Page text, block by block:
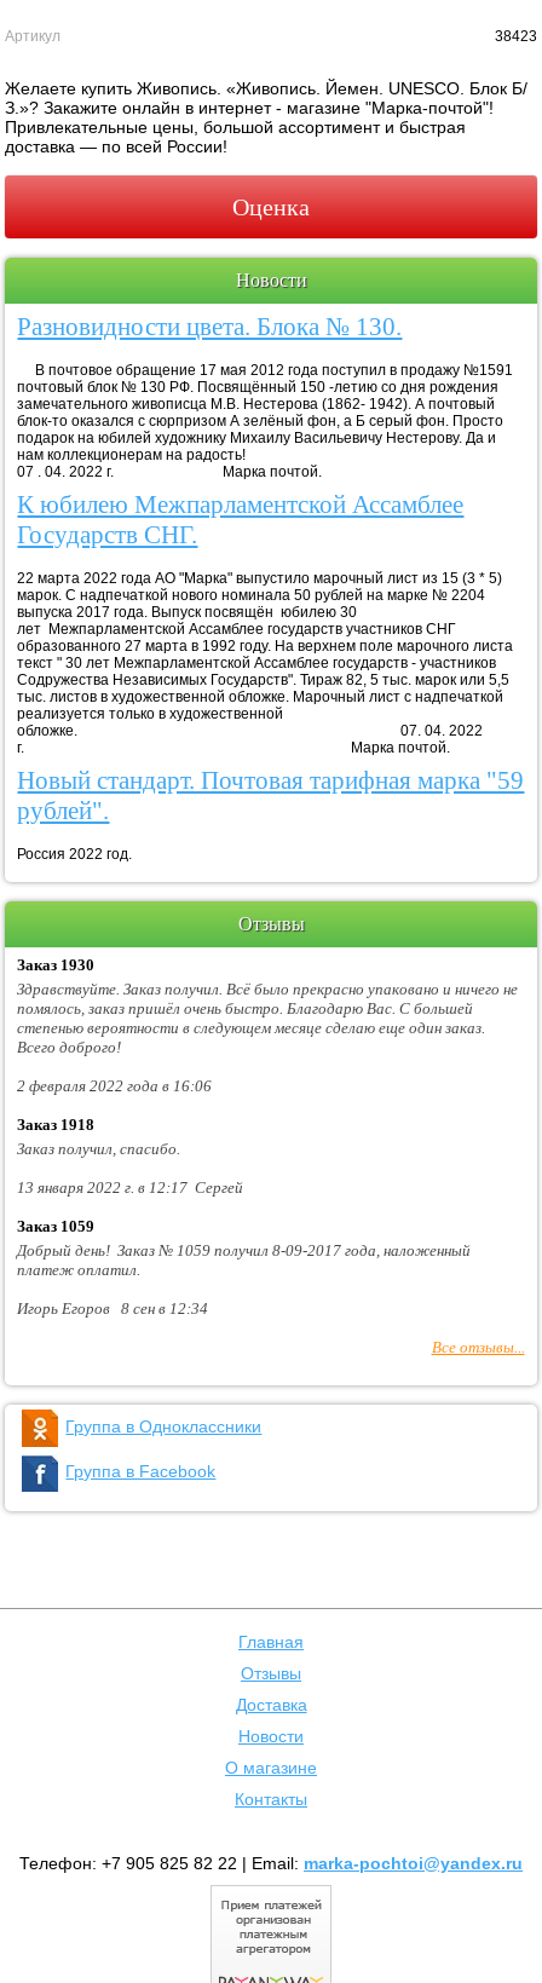
Артикул 38423
Желаете купить Живопись. «Живопись. Йемен. UNESCO. Блок Б/
З.»? Закажите онлайн в интернет - магазине "Марка-почтой"!
Привлекательные цены, большой ассортимент и быстрая
доставка — по всей России!
Оценка
Новости
Разновидности цвета. Блока № 130.
В почтовое обращение 17 мая 2012 года поступил в продажу №1591
почтовый блок № 130 РФ. Посвящённый 150 -летию со дня рождения
замечательного живописца М.В. Нестерова (1862- 1942). А почтовый
блок-то оказался с сюрпризом А зелёный фон, а Б серый фон. Просто
подарок на юбилей художнику Михаилу Васильевичу Нестерову. Да и
нам коллекционерам на радость!
07 . 04. 2022 г. Марка почтой.
К юбилею Межпарламентской Ассамблее
Государств СНГ.
22 марта 2022 года АО "Марка" выпустило марочный лист из 15 (3 * 5)
марок. С надпечаткой нового номинала 50 рублей на марке № 2204
выпуска 2017 года. Выпуск посвящён юбилею 30
лет Межпарламентской Ассамблее государств участников СНГ
образованного 27 марта в 1992 году. На верхнем поле марочного листа
текст " 30 лет Межпарламентской Ассамблее государств - участников
Содружества Независимых Государств". Тираж 82, 5 тыс. марок или 5,5
тыс. листов в художественной обложке. Марочный лист с надпечаткой
реализуется только в художественной
обложке. 07. 04. 2022
г. Марка почтой.
Новый стандарт. Почтовая тарифная марка "59
рублей".
Россия 2022 год.
Отзывы
Заказ 1930
Здравствуйте. Заказ получил. Всё было прекрасно упаковано и ничего не
помялось, заказ пришёл очень быстро. Благодарю Вас. С большей
степенью вероятности в следующем месяце сделаю еще один заказ.
Всего доброго!
2 февраля 2022 года в 16:06
Заказ 1918
Заказ получил, спасибо.
13 января 2022 г. в 12:17 Сергей
Заказ 1059
Добрый день! Заказ № 1059 получил 8-09-2017 года, наложенный
платеж оплатил.
Игорь Егоров 8 сен в 12:34
Все отзывы...
Группа в Одноклассники
Группа в Facebook
Главная
Отзывы
Доставка
Новости
О магазине
Контакты
Телефон: +7 905 825 82 22 | Email: marka-pochtoi@yandex.ru